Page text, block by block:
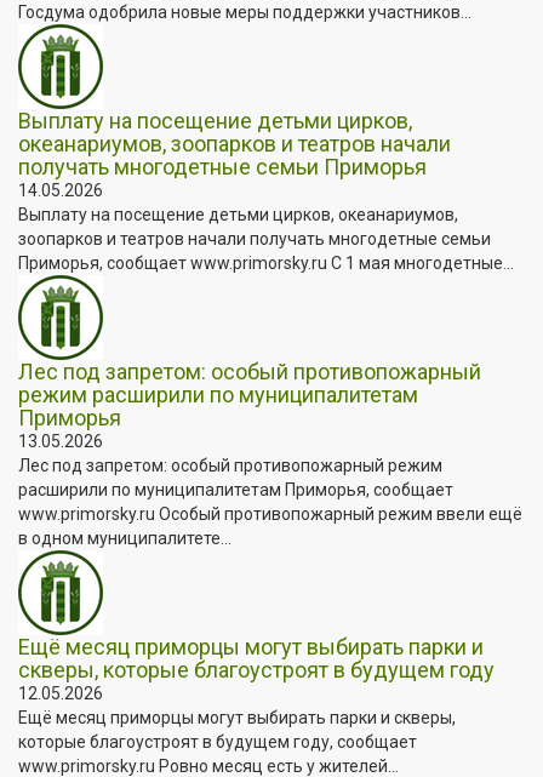
Госдума одобрила новые меры поддержки участников...
Выплату на посещение детьми цирков,
океанариумов, зоопарков и театров начали
получать многодетные семьи Приморья
14.05.2026
Выплату на посещение детьми цирков, океанариумов,
зоопарков и театров начали получать многодетные семьи
Приморья, сообщает www.primorsky.ru С 1 мая многодетные...
Лес под запретом: особый противопожарный
режим расширили по муниципалитетам
Приморья
13.05.2026
Лес под запретом: особый противопожарный режим
расширили по муниципалитетам Приморья, сообщает
www.primorsky.ru Особый противопожарный режим ввели ещё
в одном муниципалитете...
Ещё месяц приморцы могут выбирать парки и
скверы, которые благоустроят в будущем году
12.05.2026
Ещё месяц приморцы могут выбирать парки и скверы,
которые благоустроят в будущем году, сообщает
www.primorsky.ru Ровно месяц есть у жителей...